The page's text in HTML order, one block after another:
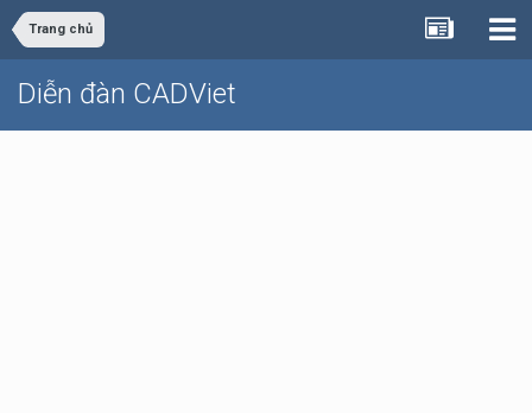
Trang chủ
Diễn đàn CADViet